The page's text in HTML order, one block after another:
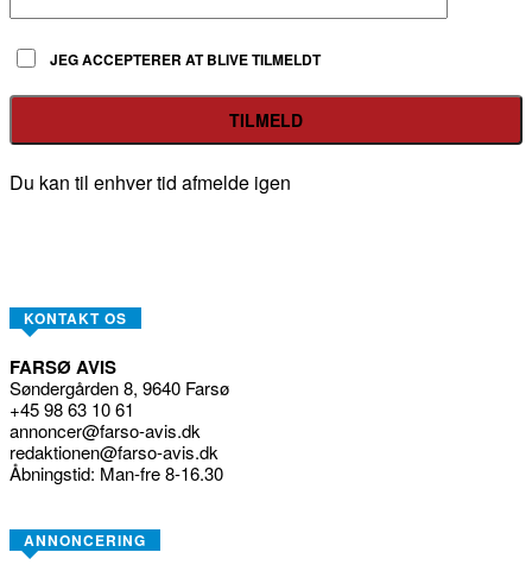
JEG ACCEPTERER AT BLIVE TILMELDT
Du kan til enhver tid afmelde igen
KONTAKT OS
FARSØ AVIS
Søndergården 8, 9640 Farsø
+45 98 63 10 61
annoncer@farso-avis.dk
redaktionen@farso-avis.dk
Åbningstid: Man-fre 8-16.30
ANNONCERING